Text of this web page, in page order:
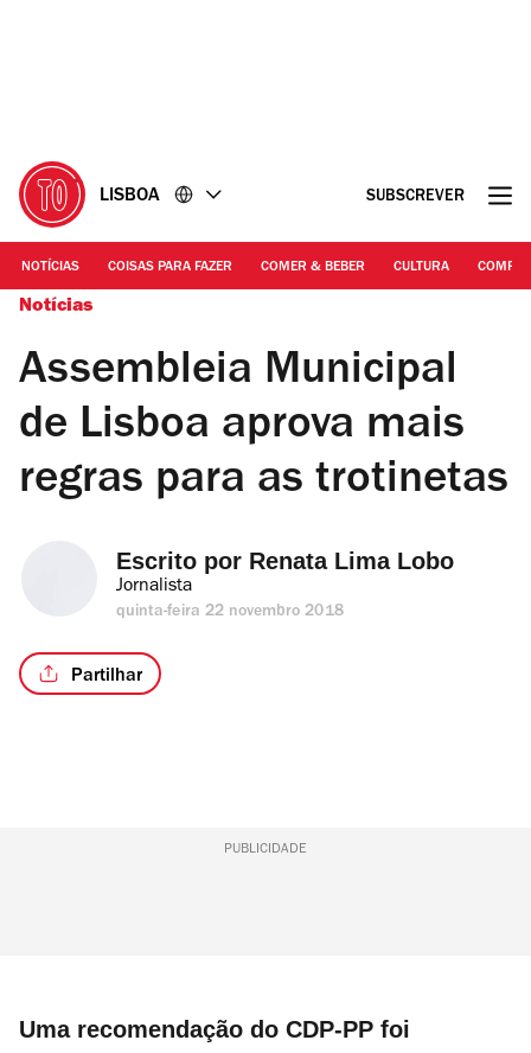
LISBOA SUBSCREVER
NOTÍCIAS COISAS PARA FAZER COMER & BEBER CULTURA
Notícias
Assembleia Municipal
de Lisboa aprova mais
regras para as trotinetas
Escrito por Renata Lima Lobo
Jornalista
quinta-feira 22 novembro 2018
Partilhar
PUBLICIDADE
Uma recomendação do CDP-PP foi